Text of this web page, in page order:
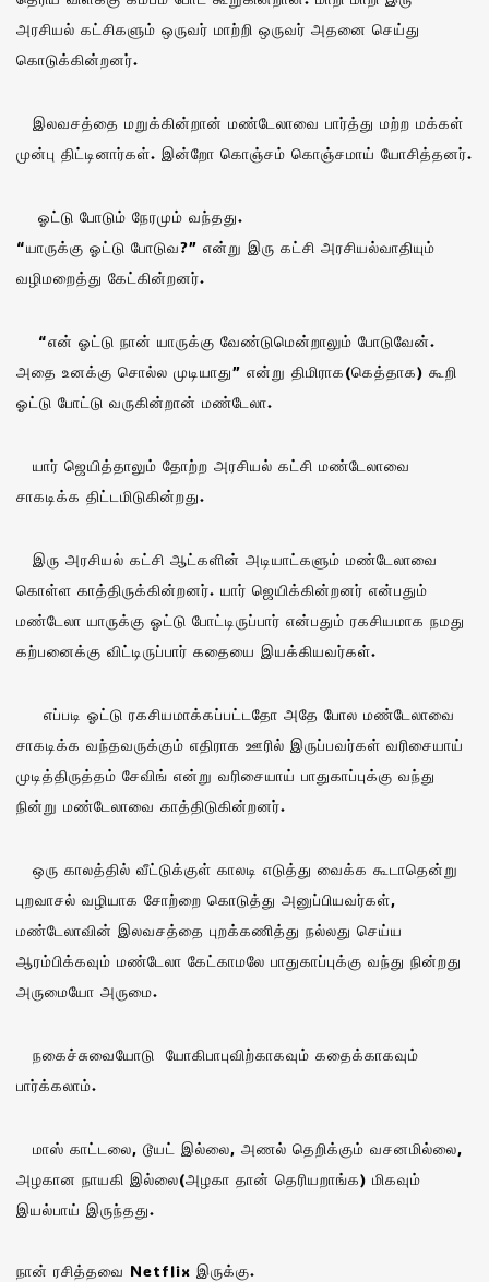
அரசியல் கட்சிகளும் ஒருவர் மாற்றி ஒருவர் அதனை செய்து
கொடுக்கின்றனர்.
இலவசத்தை மறுக்கின்றான் மண்டேலாவை பார்த்து மற்ற மக்கள்
முன்பு திட்டினார்கள். இன்றோ கொஞ்சம் கொஞ்சமாய் யோசித்தனர்.
ஓட்டு போடும் நேரமும் வந்தது.
“யாருக்கு ஓட்டு போடுவ?” என்று இரு கட்சி அரசியல்வாதியும்
வழிமறைத்து கேட்கின்றனர்.
“என் ஓட்டு நான் யாருக்கு வேண்டுமென்றாலும் போடுவேன்.
அதை உனக்கு சொல்ல முடியாது” என்று திமிராக(கெத்தாக) கூறி
ஓட்டு போட்டு வருகின்றான் மண்டேலா.
யார் ஜெயித்தாலும் தோற்ற அரசியல் கட்சி மண்டேலாவை
சாகடிக்க திட்டமிடுகின்றது.
இரு அரசியல் கட்சி ஆட்களின் அடியாட்களும் மண்டேலாவை
கொள்ள காத்திருக்கின்றனர். யார் ஜெயிக்கின்றனர் என்பதும்
மண்டேலா யாருக்கு ஓட்டு போட்டிருப்பார் என்பதும் ரகசியமாக நமது
கற்பனைக்கு விட்டிருப்பார் கதையை இயக்கியவர்கள்.
எப்படி ஓட்டு ரகசியமாக்கப்பட்டதோ அதே போல மண்டேலாவை
சாகடிக்க வந்தவருக்கும் எதிராக ஊரில் இருப்பவர்கள் வரிசையாய்
முடித்திருத்தம் சேவிங் என்று வரிசையாய் பாதுகாப்புக்கு வந்து
நின்று மண்டேலாவை காத்திடுகின்றனர்.
ஒரு காலத்தில் வீட்டுக்குள் காலடி எடுத்து வைக்க கூடாதென்று
புறவாசல் வழியாக சோற்றை கொடுத்து அனுப்பியவர்கள்,
மண்டேலாவின் இலவசத்தை புறக்கணித்து நல்லது செய்ய
ஆரம்பிக்கவும் மண்டேலா கேட்காமலே பாதுகாப்புக்கு வந்து நின்றது
அருமையோ அருமை.
நகைச்சுவையோடு யோகிபாபுவிற்காகவும் கதைக்காகவும்
பார்க்கலாம்.
மாஸ் காட்டலை, டூயட் இல்லை, அணல் தெறிக்கும் வசனமில்லை,
அழகான நாயகி இல்லை(அழகா தான் தெரியறாங்க) மிகவும்
இயல்பாய் இருந்தது.
நான் ரசித்தவை Netflix இருக்கு.